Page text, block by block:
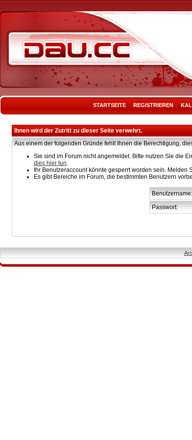
STARTSEITE REGISTRIEREN
Ihnen wird der Zutritt zu dieser Seite verwehrt.
Aus einem der folgenden Gründe fehlt Ihnen die Berechtigung,
Sie sind im Forum nicht angemeldet. Bitte nutzen Sie die
dies hier tun.
Ihr Benutzeraccount könnte gesperrt worden sein.
Es gibt Bereiche im Forum, die bestimmten Benutzern
Benutzername:
Passwort: